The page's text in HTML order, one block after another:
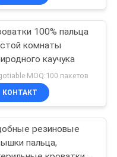
100% пальца
комнаты
каучука
MOQ:100 пакетов
КОНТАКТ
резиновые
пальца,